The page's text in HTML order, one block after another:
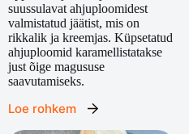
suussulavat ahjuploomidest
valmistatud jäätist, mis on
rikkalik ja kreemjas. Küpsetatud
ahjuploomid karamellistatakse
just õige magususe
saavutamiseks.
Loe rohkem